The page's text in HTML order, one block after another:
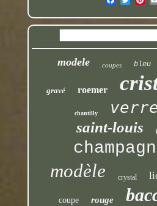
modele coupes bleu
gravé roemer
chantilly
saint-louis
modèle crystal
coupe rouge